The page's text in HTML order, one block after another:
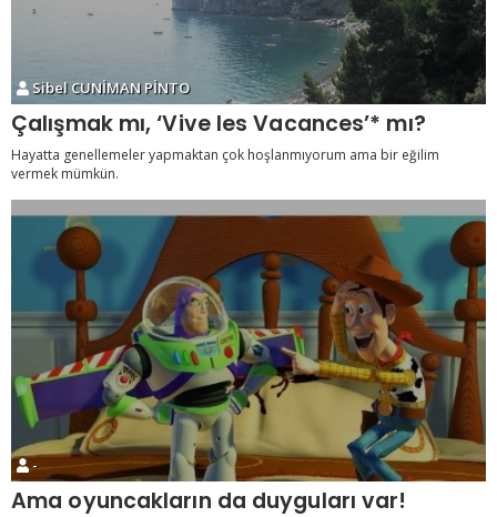
Sibel CUNİMAN PİNTO
Çalışmak mı, ‘Vive les Vacances’* mı?
Hayatta genellemeler yapmaktan çok hoşlanmıyorum ama bir eğilim
vermek mümkün.
-
Ama oyuncakların da duyguları var!